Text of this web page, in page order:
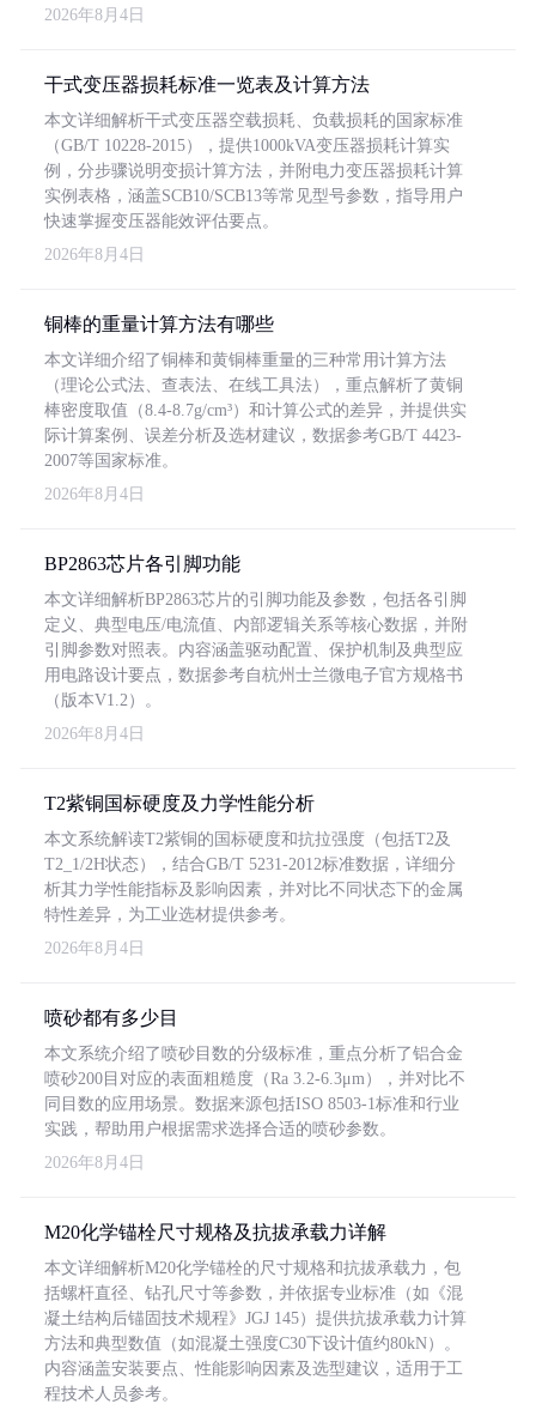
2026年8月4日
干式变压器损耗标准一览表及计算方法
本文详细解析干式变压器空载损耗、负载损耗的国家标准
（GB/T 10228-2015），提供1000kVA变压器损耗计算实
例，分步骤说明变损计算方法，并附电力变压器损耗计算
实例表格，涵盖SCB10/SCB13等常见型号参数，指导用户
快速掌握变压器能效评估要点。
2026年8月4日
铜棒的重量计算方法有哪些
本文详细介绍了铜棒和黄铜棒重量的三种常用计算方法
（理论公式法、查表法、在线工具法），重点解析了黄铜
棒密度取值（8.4-8.7g/cm³）和计算公式的差异，并提供实
际计算案例、误差分析及选材建议，数据参考GB/T 4423-
2007等国家标准。
2026年8月4日
BP2863芯片各引脚功能
本文详细解析BP2863芯片的引脚功能及参数，包括各引脚
定义、典型电压/电流值、内部逻辑关系等核心数据，并附
引脚参数对照表。内容涵盖驱动配置、保护机制及典型应
用电路设计要点，数据参考自杭州士兰微电子官方规格书
（版本V1.2）。
2026年8月4日
T2紫铜国标硬度及力学性能分析
本文系统解读T2紫铜的国标硬度和抗拉强度（包括T2及
T2_1/2H状态），结合GB/T 5231-2012标准数据，详细分
析其力学性能指标及影响因素，并对比不同状态下的金属
特性差异，为工业选材提供参考。
2026年8月4日
喷砂都有多少目
本文系统介绍了喷砂目数的分级标准，重点分析了铝合金
喷砂200目对应的表面粗糙度（Ra 3.2-6.3μm），并对比不
同目数的应用场景。数据来源包括ISO 8503-1标准和行业
实践，帮助用户根据需求选择合适的喷砂参数。
2026年8月4日
M20化学锚栓尺寸规格及抗拔承载力详解
本文详细解析M20化学锚栓的尺寸规格和抗拔承载力，包
括螺杆直径、钻孔尺寸等参数，并依据专业标准（如《混
凝土结构后锚固技术规程》JGJ 145）提供抗拔承载力计算
方法和典型数值（如混凝土强度C30下设计值约80kN）。
内容涵盖安装要点、性能影响因素及选型建议，适用于工
程技术人员参考。